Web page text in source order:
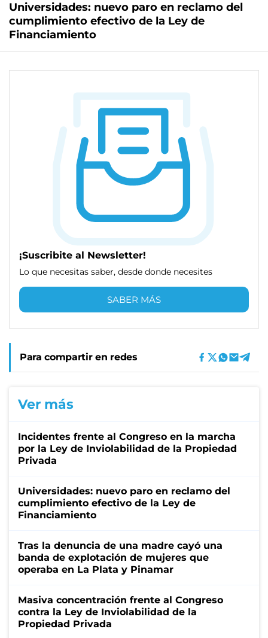
Universidades: nuevo paro en reclamo del
cumplimiento efectivo de la Ley de
Financiamiento
¡Suscribite al Newsletter!
Lo que necesitas saber, desde donde necesites
SABER MÁS
Para compartir en redes
Ver más
Incidentes frente al Congreso en la marcha
por la Ley de Inviolabilidad de la Propiedad
Privada
Universidades: nuevo paro en reclamo del
cumplimiento efectivo de la Ley de
Financiamiento
Tras la denuncia de una madre cayó una
banda de explotación de mujeres que
operaba en La Plata y Pinamar
Masiva concentración frente al Congreso
contra la Ley de Inviolabilidad de la
Propiedad Privada